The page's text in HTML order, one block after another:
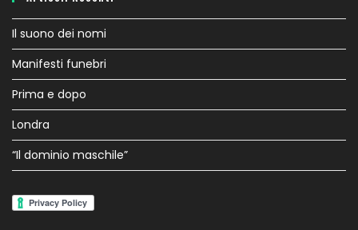
Il suono dei nomi
Manifesti funebri
Prima e dopo
Londra
“Il dominio maschile”